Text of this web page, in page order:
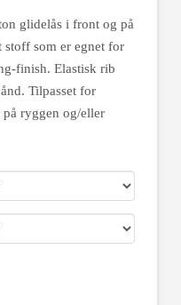
glidelås i front og på
som er egnet for
finish. Elastisk rib
Tilpasset for
ryggen og/eller